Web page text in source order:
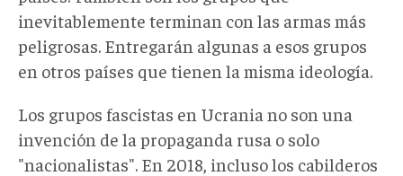
inevitablemente terminan con las armas más
peligrosas. Entregarán algunas a esos grupos
en otros países que tienen la misma ideología.
Los grupos fascistas en Ucrania no son una
invención de la propaganda rusa o solo
"nacionalistas". En 2018, incluso los cabilderos